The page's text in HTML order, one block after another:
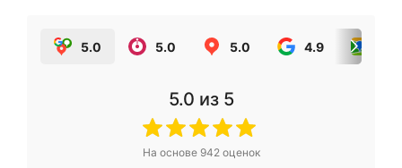
5.0 5.0 5.0 4.9
5.0 из 5
На основе 942оценок